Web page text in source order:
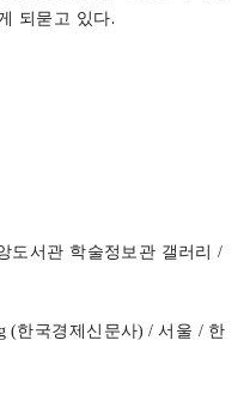
되묻고 있다.
도서관 학술정보관 갤러리/
(한국경제신문사) /서울 / 한